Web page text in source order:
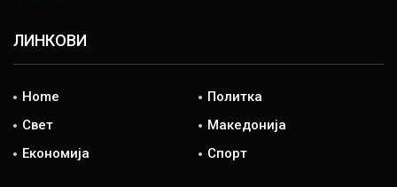
ЛИНКОВИ
Home
Политка
Свет
Македонија
Економија
Спорт